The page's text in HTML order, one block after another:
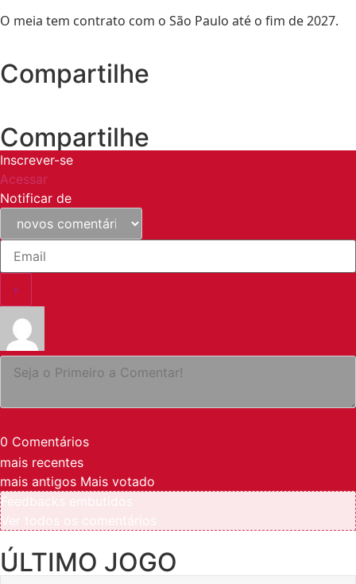
O meia tem contrato com o São Paulo até o fim de 2027.
Compartilhe
Compartilhe
Inscrever-se
Acessar
Notificar de
0 Comentários
mais recentes
mais antigos Mais votado
ÚLTIMO JOGO